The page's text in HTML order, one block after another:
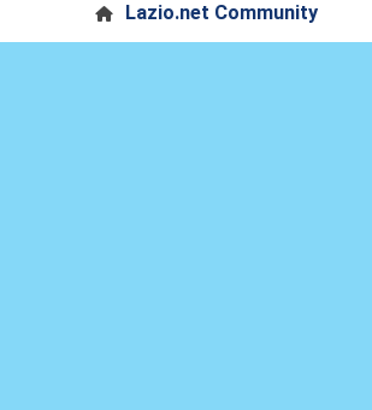
Lazio.net Community